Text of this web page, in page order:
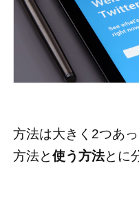
方法は大きく2つあっ
方法と使う方法とに